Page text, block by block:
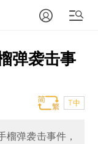
弹袭击事
T中
弹袭击事件，